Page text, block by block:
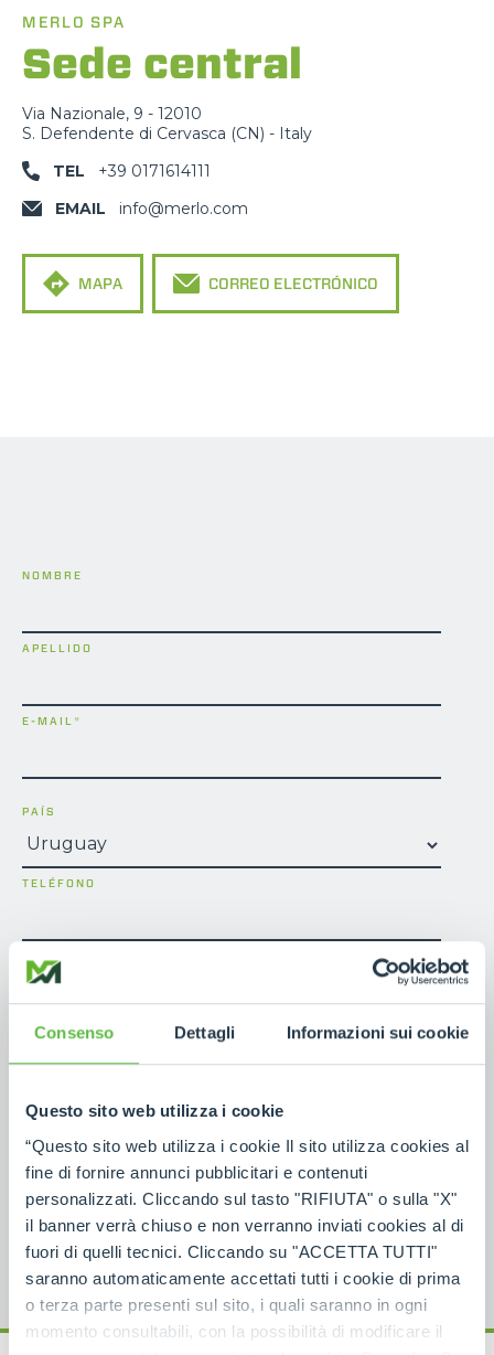
Consenso Dettagli Informazioni sui cookie
Questo sito web utilizza i cookie
“Questo sito web utilizza i cookie Il sito utilizza cookies al
fine di fornire annunci pubblicitari e contenuti
personalizzati. Cliccando sul tasto "RIFIUTA" o sulla "X"
il banner verrà chiuso e non verranno inviati cookies al di
fuori di quelli tecnici. Cliccando su "ACCETTA TUTTI"
saranno automaticamente accettati tutti i cookie di prima
o terza parte presenti sul sito, i quali saranno in ogni
momento consultabili, con la possibilità di modificare il
MERLO SPA
Sede central
Via Nazionale, 9 - 12010
S. Defendente di Cervasca (CN) - Italy
TEL
+39 0171614111
EMAIL
info@merlo.com
MAPA CORREO ELECTRÓNICO
NOMBRE
APELLIDO
E-MAIL*
PAÍS
TELÉFONO
NOTAS
He leído la información decontacto de conformidad
con el artículo 13 del Reglamento UE 2016/679
GDPR *